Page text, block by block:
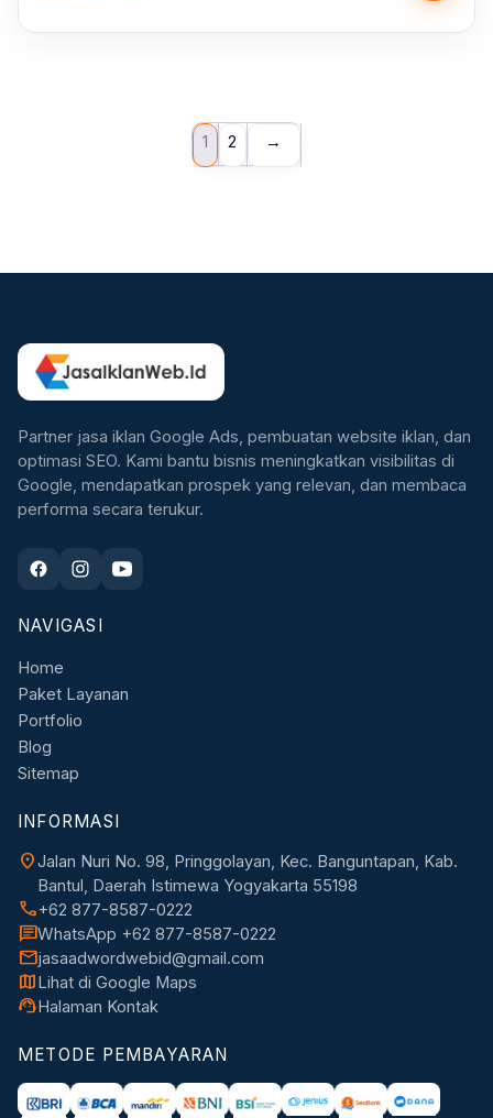
1 2 →
Partner jasa iklan Google Ads, pembuatan website iklan, dan
optimasi SEO. Kami bantu bisnis meningkatkan visibilitas di
Google, mendapatkan prospek yang relevan, dan membaca
performa secara terukur.
NAVIGASI
Home
Paket Layanan
Portfolio
Blog
Sitemap
INFORMASI
location_onJalan Nuri No. 98, Pringgolayan, Kec. Banguntapan, Kab.
Bantul, Daerah Istimewa Yogyakarta 55198
call+62 877-8587-0222
chatWhatsApp +62 877-8587-0222
mailjasaadwordwebid@gmail.com
mapLihat di Google Maps
support_agentHalaman Kontak
METODE PEMBAYARAN